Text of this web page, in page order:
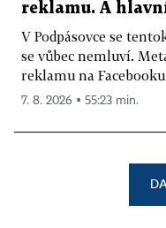
reklamu. A
V Podpásovce se
se vůbec nemluví.
reklamu na
7. 8. 2026 ▪ 55:23 min.